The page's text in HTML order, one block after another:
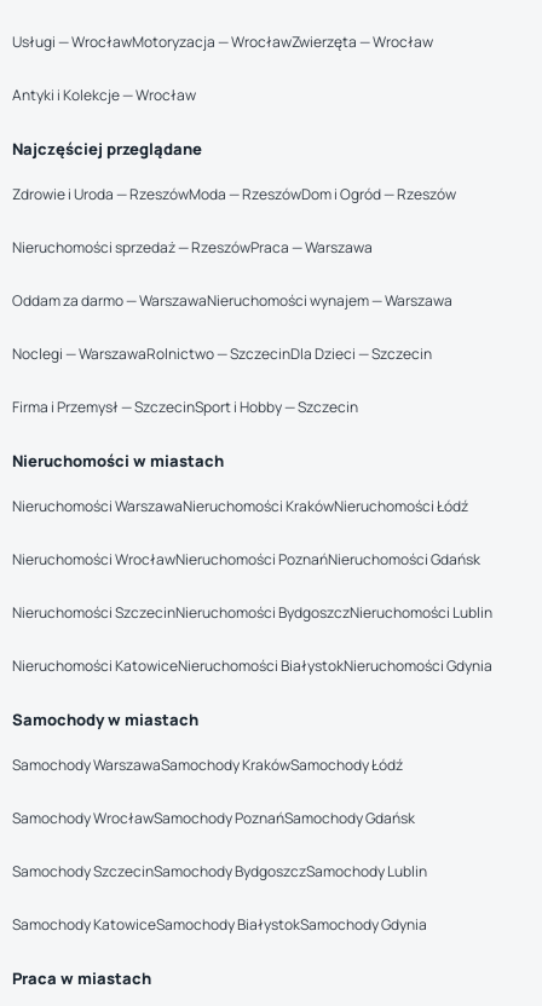
Usługi — WrocławMotoryzacja — WrocławZwierzęta — Wrocław
Antyki i Kolekcje — Wrocław
Najczęściej przeglądane
Zdrowie i Uroda — RzeszówModa — RzeszówDom i Ogród — Rzeszów
Nieruchomości sprzedaż — RzeszówPraca — Warszawa
Oddam za darmo — WarszawaNieruchomości wynajem — Warszawa
Noclegi — WarszawaRolnictwo — SzczecinDla Dzieci — Szczecin
Firma i Przemysł — SzczecinSport i Hobby — Szczecin
Nieruchomości w miastach
Nieruchomości WarszawaNieruchomości KrakówNieruchomości Łódź
Nieruchomości WrocławNieruchomości PoznańNieruchomości Gdańsk
Nieruchomości SzczecinNieruchomości BydgoszczNieruchomości Lublin
Nieruchomości KatowiceNieruchomości BiałystokNieruchomości Gdynia
Samochody w miastach
Samochody WarszawaSamochody KrakówSamochody Łódź
Samochody WrocławSamochody PoznańSamochody Gdańsk
Samochody SzczecinSamochody BydgoszczSamochody Lublin
Samochody KatowiceSamochody BiałystokSamochody Gdynia
Praca w miastach